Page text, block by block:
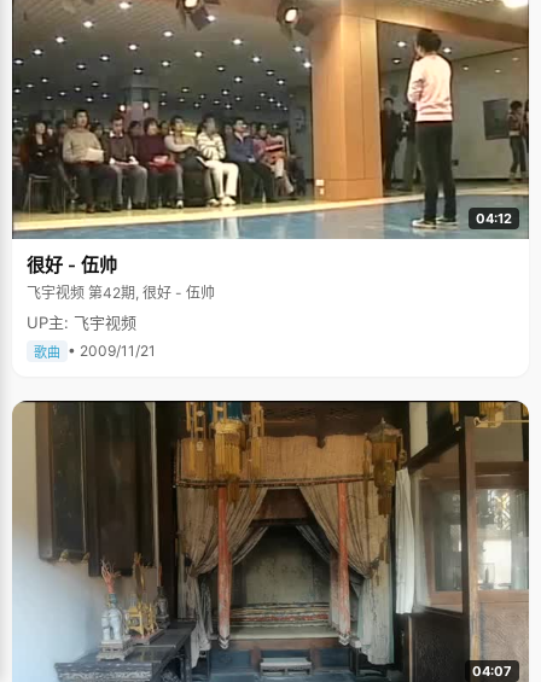
04:12
很好 - 伍帅
飞宇视频 第42期, 很好 - 伍帅
UP主: 飞宇视频
歌曲 • 2009/11/21
04:07